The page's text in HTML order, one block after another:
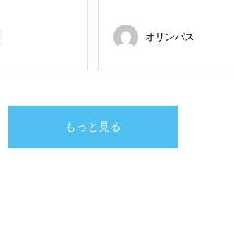
オリンパス
もっと見る